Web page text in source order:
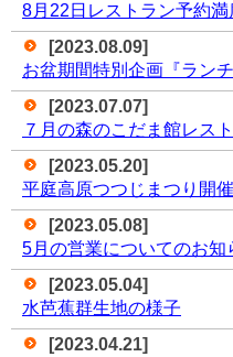
8月22日レストラン予約
[2023.08.09]
お盆期間特別企画『ラン
[2023.07.07]
７月の森のこだま館レス
[2023.05.20]
平庭高原つつじまつり開
[2023.05.08]
5月の営業についてのお知
[2023.05.04]
水芭蕉群生地の様子
[2023.04.21]